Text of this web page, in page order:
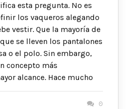
esta pregunta. No es
los vaqueros alegando
vestir. Que la mayoría de
se lleven los pantalones
o el polo. Sin embargo,
concepto más
alcance. Hace mucho
0